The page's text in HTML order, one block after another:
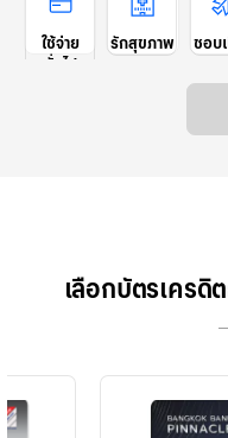
ใช้จ่าย
ทั่วไป
รักสุขภาพ ชอบ
เลือกบัตรเครดิ